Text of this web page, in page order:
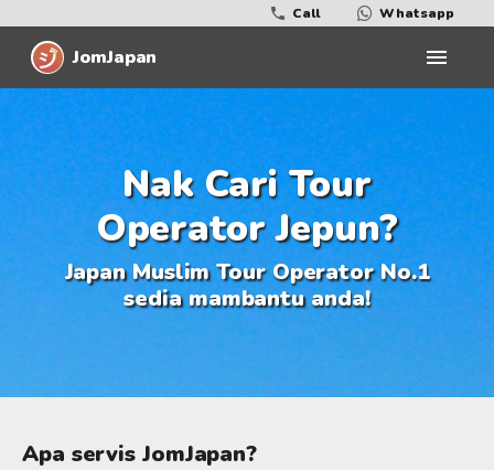
Call Whatsapp
JomJapan
Nak Cari Tour
Operator Jepun?
Japan Muslim Tour Operator No.1
sedia mambantu anda!
Apa servis JomJapan?